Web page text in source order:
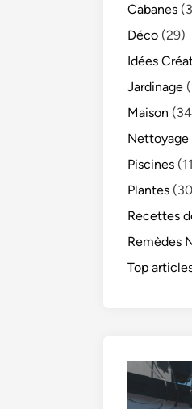
Cabanes
Déco (29)
Idées
Jardinage
Maison
Nettoyage
Piscines
Plantes
Recettes
Remèdes
Top